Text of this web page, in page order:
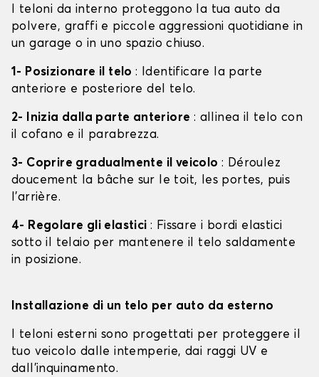
I teloni da interno proteggono la tua auto da
polvere, graffi e piccole aggressioni quotidiane in
un garage o in uno spazio chiuso.
1- Posizionare il telo: Identificare la parte
anteriore e posteriore del telo.
2- Inizia dalla parte anteriore : allinea il telo con
il cofano e il parabrezza.
3- Coprire gradualmente il veicolo : Déroulez
doucement la bâche sur le toit, les portes, puis
l'arrière.
4- Regolare gli elastici : Fissare i bordi elastici
sotto il telaio per mantenere il telo saldamente
in posizione.
Installazione di un telo per auto da esterno
I teloni esterni sono progettati per proteggere il
tuo veicolo dalle intemperie, dai raggi UV e
dall'inquinamento.